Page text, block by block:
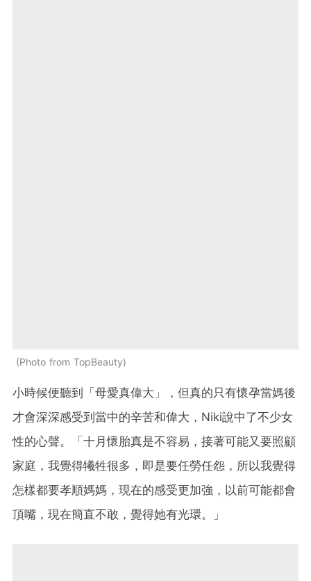
Photo from TopBeauty
小時候便聽到「母愛真偉大」，但真的只有懷孕當媽後
才會深深感受到當中的辛苦和偉大，Niki說中了不少女
性的心聲。「十月懷胎真是不容易，接著可能又要照顧
家庭，我覺得犧牲很多，即是要任勞任怨，所以我覺得
怎樣都要孝順媽媽，現在的感受更加強，以前可能都會
頂嘴，現在簡直不敢，覺得她有光環。」